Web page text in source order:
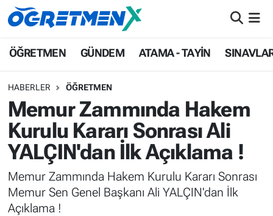
ÖĞRETMEN GÜNDEM ATAMA - TAYİN
HABERLER ÖĞRETMEN
Memur Zammında Hakem
Kurulu Kararı Sonrası Ali
YALÇIN'dan İlk Açıklama !
Memur Zammında Hakem Kurulu Kararı Sonrası
Memur Sen Genel Başkanı Ali YALÇIN'dan İlk
Açıklama !
ÖĞRETMEN
ATAMA - TAYİN
SINAVLAR
HAYATIN İÇİNDEN
UZMAN ÖĞRETMENLİK
İstanbul Nöbetçi Eczaneler
İstanbul Namaz Vakitleri
İstanbul Trafik Yoğunluk Haritası
Süper Lig Puan Durumu ve Fikstür
Tüm Manşetler